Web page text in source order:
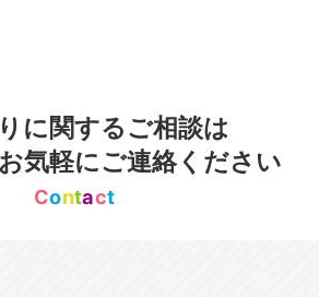
に関するご相談は
気軽にご連絡ください
Contact